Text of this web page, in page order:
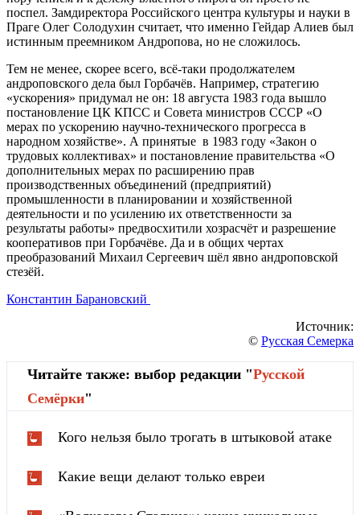
поспел. Замдиректора Российского центра культуры и науки в
Праге Олег Солодухин считает, что именно Гейдар Алиев был
истинным преемником Андропова, но не сложилось.
Тем не менее, скорее всего, всё-таки продолжателем
андроповского дела был Горбачёв. Например, стратегию
«ускорения» придумал не он: 18 августа 1983 года вышло
постановление ЦК КПСС и Совета министров СССР «О
мерах по ускорению научно-технического прогресса в
народном хозяйстве». А принятые в 1983 году «Закон о
трудовых коллективах» и постановление правительства «О
дополнительных мерах по расширению прав
производственных объединений (предприятий)
промышленности в планировании и хозяйственной
деятельности и по усилению их ответственности за
результаты работы» предвосхитили хозрасчёт и разрешение
кооперативов при Горбачёве. Да и в общих чертах
преобразований Михаил Сергеевич шёл явно андроповской
стезёй.
Константин Барановский
Источник:
© Русская Семерка
Читайте также: выбор редакции "Русской
Cемёрки"
Кого нельзя было трогать в штыковой атаке
Какие вещи делают только евреи